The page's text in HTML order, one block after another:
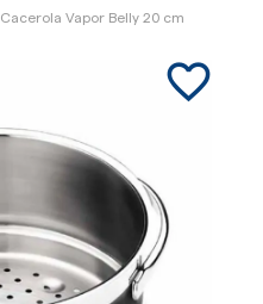
Cacerola Vapor Belly 20 cm
favorite_border